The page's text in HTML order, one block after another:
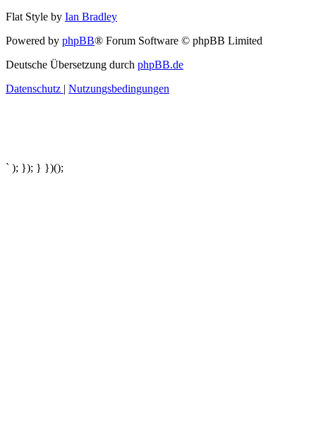
Flat Style by Ian Bradley
Powered by phpBB® Forum Software © phpBB Limited
Deutsche Übersetzung durch phpBB.de
Datenschutz | Nutzungsbedingungen
` ); }); } })();